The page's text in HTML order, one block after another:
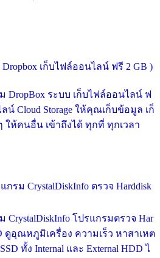
เก็บไฟล์ออนไลน์ ฟรี 2 GB )
DropBox ระบบ เก็บไฟล์ออนไลน์ ฟ
น์ Cloud Storage ให้คุณเก็บข้อมูล เก็
ให้คนอื่น เข้าถึงได้ ทุกที่ ทุกเวลา
กรม CrystalDiskInfo ตรวจ Harddisk
โปรแกรมตรวจ Har
ดูอุณหภูมิเครื่อง ความเร็ว หาสาเหต
ทั้ง Internal และ External HDD ไ